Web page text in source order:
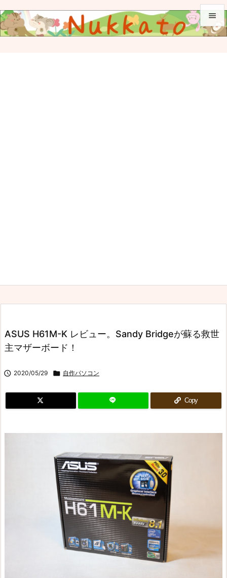


ASUS H61M-K レビュー。Sandy Bridgeが蘇る救世
主マザーボード！
 2020/05/29  自作パソコン
Copy